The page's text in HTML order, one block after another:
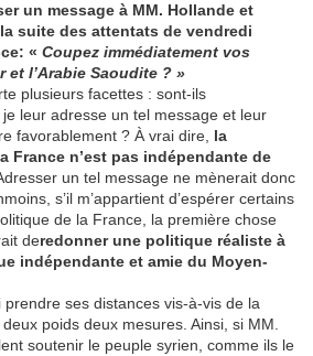
un message à MM. Hollande et
suite des attentats de vendredi
« Coupez immédiatement vos
et l’Arabie Saoudite ? »
plusieurs facettes : sont-ils
leur adresse un tel message et leur
favorablement ? À vrai dire, la
France n’est pas indépendante de
Adresser un tel message ne mènerait donc
s’il m’appartient d’espérer certains
de la France, la première chose
deredonner une politique réaliste à
indépendante et amie du Moyen-
ses distances vis-à-vis de la
poids deux mesures. Ainsi, si MM.
soutenir le peuple syrien, comme ils le